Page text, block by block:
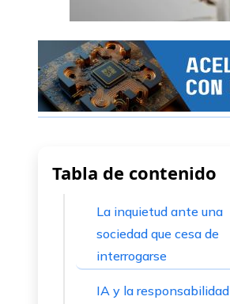
Tabla de contenido
La inquietud ante una
sociedad que cesa de
interrogarse
IA y la responsabilidad